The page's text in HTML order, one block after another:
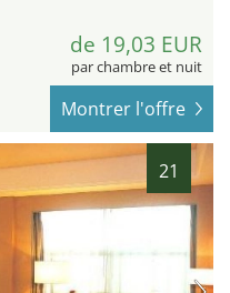
de 19,03 EUR
par chambre et nuit
Montrer l'offre
21